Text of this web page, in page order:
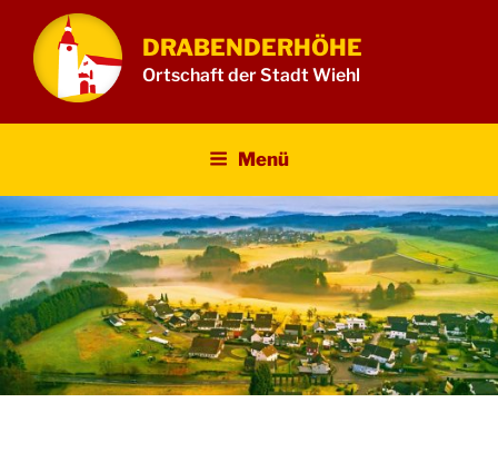
Inhalt
springen
DRABENDERHÖHE
Ortschaft der Stadt Wiehl
Menü